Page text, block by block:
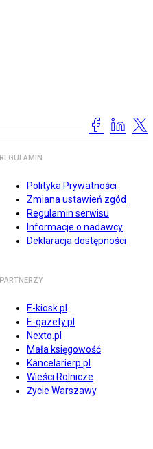
REGULAMIN
Polityka Prywatności
Zmiana ustawień zgód
Regulamin serwisu
Informacje o nadawcy
Deklaracja dostępności
PARTNERZY
E-kiosk.pl
E-gazety.pl
Nexto.pl
Mała księgowość
Kancelarierp.pl
Wieści Rolnicze
Życie Warszawy